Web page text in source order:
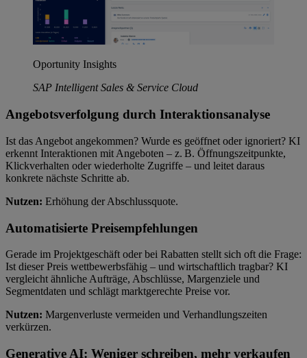
Oportunity Insights
SAP Intelligent Sales & Service Cloud
Angebotsverfolgung durch Interaktionsanalyse
Ist das Angebot angekommen? Wurde es geöffnet oder ignoriert? KI
erkennt Interaktionen mit Angeboten – z. B. Öffnungszeitpunkte,
Klickverhalten oder wiederholte Zugriffe – und leitet daraus
konkrete nächste Schritte ab.
Nutzen: Erhöhung der Abschlussquote.
Automatisierte Preisempfehlungen
Gerade im Projektgeschäft oder bei Rabatten stellt sich oft die Frage:
Ist dieser Preis wettbewerbsfähig – und wirtschaftlich tragbar? KI
vergleicht ähnliche Aufträge, Abschlüsse, Margenziele und
Segmentdaten und schlägt marktgerechte Preise vor.
Nutzen: Margenverluste vermeiden und Verhandlungszeiten
verkürzen.
Generative AI: Weniger schreiben, mehr verkaufen